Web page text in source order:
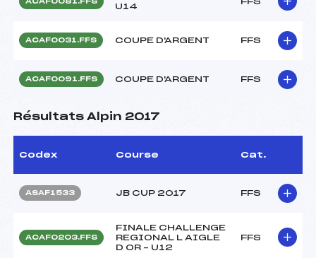
U14
ACAF0031.FFS COUPE D'ARGENT FFS
ACAF0091.FFS COUPE D'ARGENT FFS
Résultats Alpin 2017
Codex Course Cat.
ASAF1533 JB CUP 2017 FFS
ACAF0203.FFS
FINALE CHALLENGE
REGIONAL L AIGLE
D OR – U12
FFS